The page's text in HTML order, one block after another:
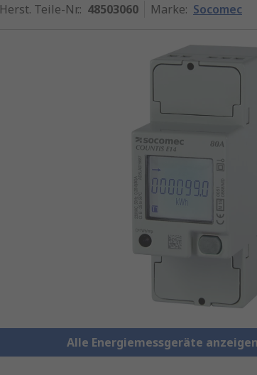
Herst. Teile-Nr.: 48503060 Marke: Socomec
Alle Energiemessgeräte anzeigen